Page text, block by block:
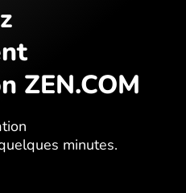
ZEN.COM
minutes.